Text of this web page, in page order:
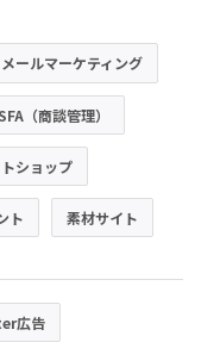
メールマーケティング
SFA（商談管理）
ショップ
ト 素材サイト
広告